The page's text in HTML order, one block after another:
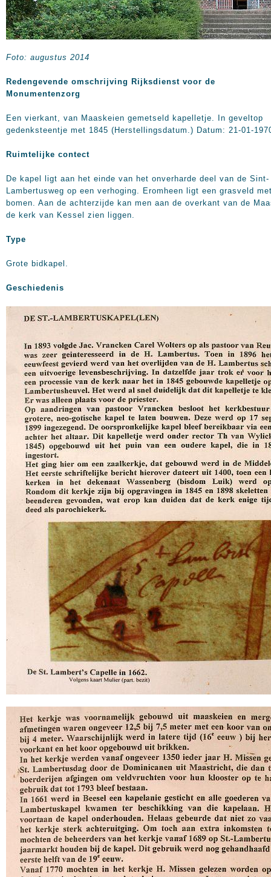
Foto: augustus 2014
Redengevende omschrijving Rijksdienst voor de
Monumentenzorg
Een vierkant, van Maaskeien gemetseld kapelletje. In geveltop
gedenksteentje met 1845 (Herstellingsdatum.) Datum: 21-01-
Ruimtelijke contect
De kapel ligt aan het einde van het onverharde deel van de Sint-
Lambertusweg op een verhoging. Eromheen ligt een grasveld
bomen. Aan de achterzijde kan men aan de overkant van de
de kerk van Kessel zien liggen.
Type
Grote bidkapel.
Geschiedenis